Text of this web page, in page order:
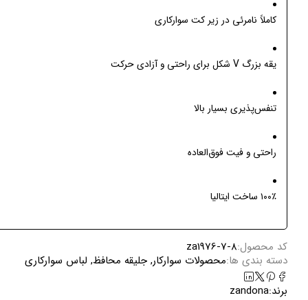
کاملاً نامرئی در زیر کت سوارکاری
یقه بزرگ V شکل برای راحتی و آزادی حرکت
تنفس‌پذیری بسیار بالا
راحتی و فیت فوق‌العاده
۱۰۰٪ ساخت ایتالیا
کد محصول:za1976-7-8
دسته بندی ها:محصولات سوارکار, جلیقه محافظ, لباس سوارکاری
برند:zandona